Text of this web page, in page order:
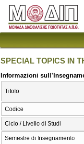
SPECIAL TOPICS IN
Informazioni
Titolo
Codice
Ciclo / Livello di Studi
Semestre di Insegnamento